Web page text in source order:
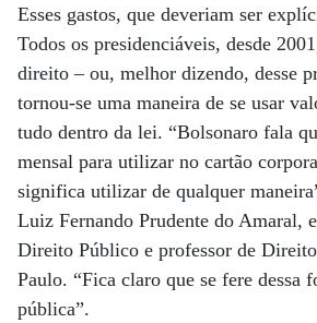
Esses gastos, que deveriam ser
Todos os presidenciáveis, desde
direito – ou, melhor dizendo, desse
tornou-se uma maneira de se usar
tudo dentro da lei. “Bolsonaro fala
mensal para utilizar no cartão
significa utilizar de qualquer
Luiz Fernando Prudente do Amaral,
Direito Público e professor de
Paulo. “Fica claro que se fere dessa
pública”.